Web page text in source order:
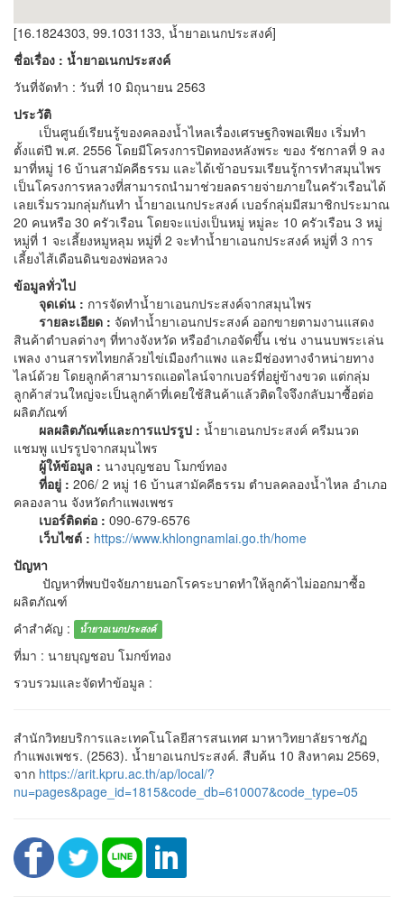
[16.1824303, 99.1031133, น้ำยาอเนกประสงค์]
ชื่อเรื่อง : น้ำยาอเนกประสงค์
วันที่จัดทำ : วันที่ 10 มิถุนายน 2563
ประวัติ
เป็นศูนย์เรียนรู้ของคลองน้ำไหลเรื่องเศรษฐกิจพอเพียง เริ่มทำ
ตั้งแต่ปี พ.ศ. 2556 โดยมีโครงการปิดทองหลังพระ ของ รัชกาลที่ 9 ลง
มาที่หมู่ 16 บ้านสามัคคีธรรม และได้เข้าอบรมเรียนรู้การทำสมุนไพร
เป็นโครงการหลวงที่สามารถนำมาช่วยลดรายจ่ายภายในครัวเรือนได้
เลยเริ่มรวมกลุ่มกันทำ น้ำยาอเนกประสงค์ เบอร์กลุ่มมีสมาชิกประมาณ
20 คนหรือ 30 ครัวเรือน โดยจะแบ่งเป็นหมู่ หมู่ละ 10 ครัวเรือน 3 หมู่
หมู่ที่ 1 จะเลี้ยงหมูหลุม หมู่ที่ 2 จะทำน้ำยาเอนกประสงค์ หมู่ที่ 3 การ
เลี้ยงไส้เดือนดินของพ่อหลวง
ข้อมูลทั่วไป
จุดเด่น : การจัดทำน้ำยาเอนกประสงค์จากสมุนไพร
รายละเอียด : จัดทำน้ำยาเอนกประสงค์ ออกขายตามงานแสดง
สินค้าตำบลต่างๆ ที่ทางจังหวัด หรืออำเภอจัดขึ้น เช่น งานนบพระเล่น
เพลง งานสารทไทยกล้วยไข่เมืองกำแพง และมีช่องทางจำหน่ายทาง
ไลน์ด้วย โดยลูกค้าสามารถแอดไลน์จากเบอร์ที่อยู่ข้างขวด แต่กลุ่ม
ลูกค้าส่วนใหญ่จะเป็นลูกค้าที่เคยใช้สินค้าแล้วติดใจจึงกลับมาซื้อต่อ
ผลิตภัณฑ์
ผลผลิตภัณฑ์และการแปรรูป : น้ำยาเอนกประสงค์ ครีมนวด
แชมพู แปรรูปจากสมุนไพร
ผู้ให้ข้อมูล : นางบุญชอบ โมกข์ทอง
ที่อยู่ : 206/ 2 หมู่ 16 บ้านสามัคคีธรรม ตำบลคลองน้ำไหล อำเภอ
คลองลาน จังหวัดกำแพงเพชร
เบอร์ติดต่อ : 090-679-6576
เว็บไซต์ : https://www.khlongnamlai.go.th/home
ปัญหา
ปัญหาที่พบปัจจัยภายนอกโรคระบาดทำให้ลูกค้าไม่ออกมาซื้อ
ผลิตภัณฑ์
คำสำคัญ :
น้ำยาอเนกประสงค์
ที่มา : นายบุญชอบ โมกข์ทอง
รวบรวมและจัดทำข้อมูล :
สำนักวิทยบริการและเทคโนโลยีสารสนเทศ มาหาวิทยาลัยราชภัฏ
กำแพงเพชร. (2563). น้ำยาอเนกประสงค์. สืบค้น 10 สิงหาคม 2569,
จาก https://arit.kpru.ac.th/ap/local/?
nu=pages&page_id=1815&code_db=610007&code_type=05